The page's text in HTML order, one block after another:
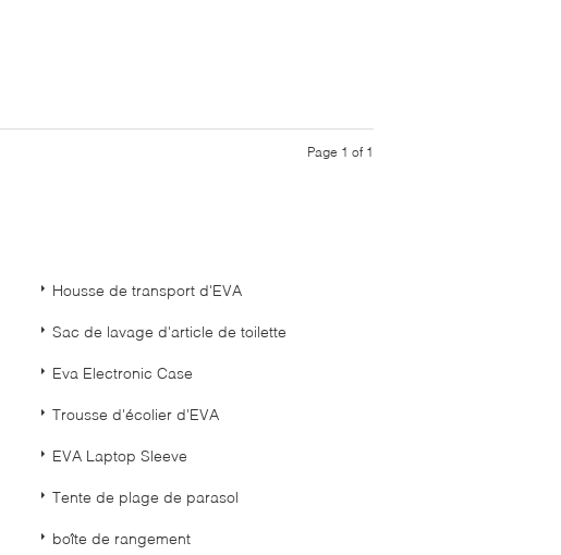
Page 1 of 1
Housse de transport d'EVA
Sac de lavage d'article de toilette
Eva Electronic Case
Trousse d'écolier d'EVA
EVA Laptop Sleeve
Tente de plage de parasol
boîte de rangement